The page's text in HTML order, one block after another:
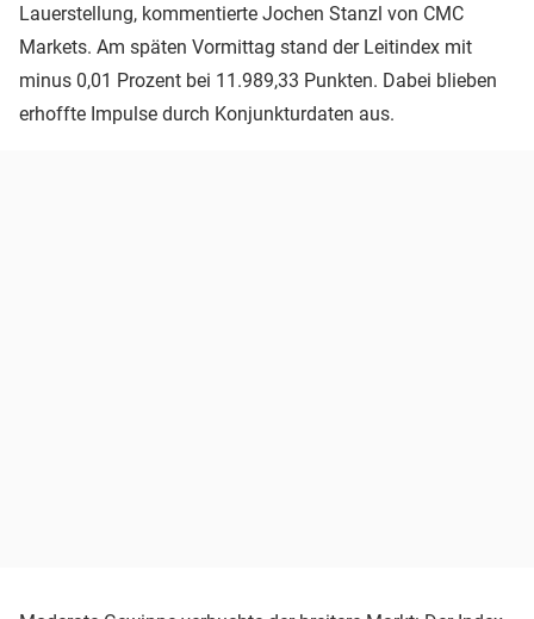
Lauerstellung, kommentierte Jochen Stanzl von CMC
Markets. Am späten Vormittag stand der Leitindex mit
minus 0,01 Prozent bei 11.989,33 Punkten. Dabei blieben
erhoffte Impulse durch Konjunkturdaten aus.